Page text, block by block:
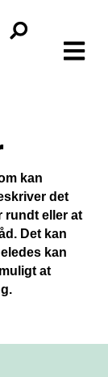
kan
det
rundt eller at
Det kan
kan
at